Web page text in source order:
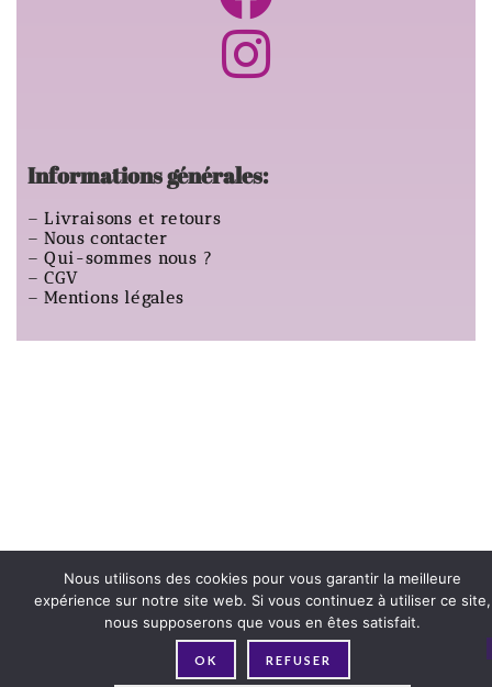
Informations générales:
–Livraisons et retours
–Nous contacter
–Qui-sommes nous ?
–CGV
–Mentions légales
Nous utilisons des cookies pour vous garantir la meilleure
expérience sur notre site web. Si vous continuez à utiliser ce site,
nous supposerons que vous en êtes satisfait.
OK REFUSER